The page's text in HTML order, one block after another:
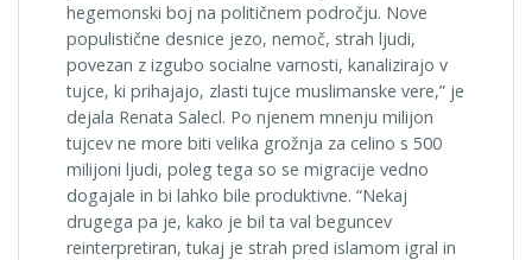
hegemonski boj na političnem področju. Nove
populistične desnice jezo, nemoč, strah ljudi,
povezan z izgubo socialne varnosti, kanalizirajo v
tujce, ki prihajajo, zlasti tujce muslimanske vere,” je
dejala Renata Salecl. Po njenem mnenju milijon
tujcev ne more biti velika grožnja za celino s 500
milijoni ljudi, poleg tega so se migracije vedno
dogajale in bi lahko bile produktivne. “Nekaj
drugega pa je, kako je bil ta val beguncev
reinterpretiran, tukaj je strah pred islamom igral in